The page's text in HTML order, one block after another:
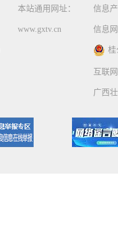
本站通用网址：
www.gxtv.cn
信息
信息
桂
互联
广西